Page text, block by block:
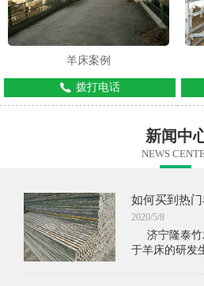
羊床案例
拨打电话
新闻中
NEWS
如何买到热
2020/5/8
济宁隆泰竹
于羊床的研发